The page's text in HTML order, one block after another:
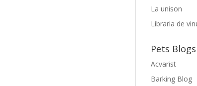
La unison
Libraria de
Pets Blogs
Acvarist
Barking Blog